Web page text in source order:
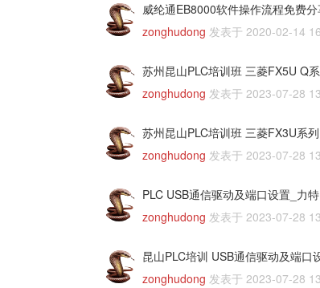
威纶通EB8000软件操作流程免费
zonghudong 发表于 2020-02-14
苏州昆山PLC培训班 三菱FX5U Q
zonghudong 发表于 2023-07-28
苏州昆山PLC培训班 三菱FX3U系
zonghudong 发表于 2023-07-28
PLC USB通信驱动及端口设置_力
zonghudong 发表于 2023-07-28
昆山PLC培训 USB通信驱动及端
zonghudong 发表于 2023-07-28